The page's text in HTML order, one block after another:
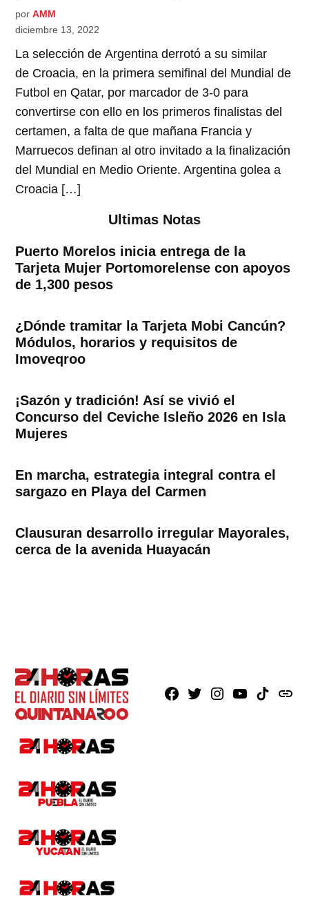
por AMM
diciembre 13, 2022
La selección de Argentina derrotó a su similar
de Croacia, en la primera semifinal del Mundial de
Futbol en Qatar, por marcador de 3-0 para
convertirse con ello en los primeros finalistas del
certamen, a falta de que mañana Francia y
Marruecos definan al otro invitado a la finalización
del Mundial en Medio Oriente. Argentina golea a
Croacia […]
Ultimas Notas
Puerto Morelos inicia entrega de la
Tarjeta Mujer Portomorelense con apoyos
de 1,300 pesos
¿Dónde tramitar la Tarjeta Mobi Cancún?
Módulos, horarios y requisitos de
Imoveqroo
¡Sazón y tradición! Así se vivió el
Concurso del Ceviche Isleño 2026 en Isla
Mujeres
En marcha, estrategia integral contra el
sargazo en Playa del Carmen
Clausuran desarrollo irregular Mayorales,
cerca de la avenida Huayacán
Facebook
X Instagram
YoutubeTikTokissuu